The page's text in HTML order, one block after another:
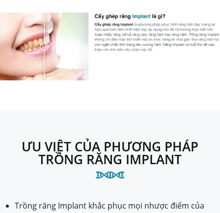
ƯU VIỆT CỦA PHƯƠNG PHÁP
TRỒNG RĂNG IMPLANT
Trồng răng Implant khắc phục mọi nhược điểm của